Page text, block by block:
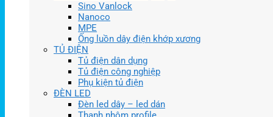
Sino Vanlock
Nanoco
MPE
Ống luồn dây điện khớp xương
TỦ ĐIỆN
Tủ điện dân dụng
Tủ điện công nghiệp
Phụ kiện tủ điện
ĐÈN LED
Đèn led dây – led dán